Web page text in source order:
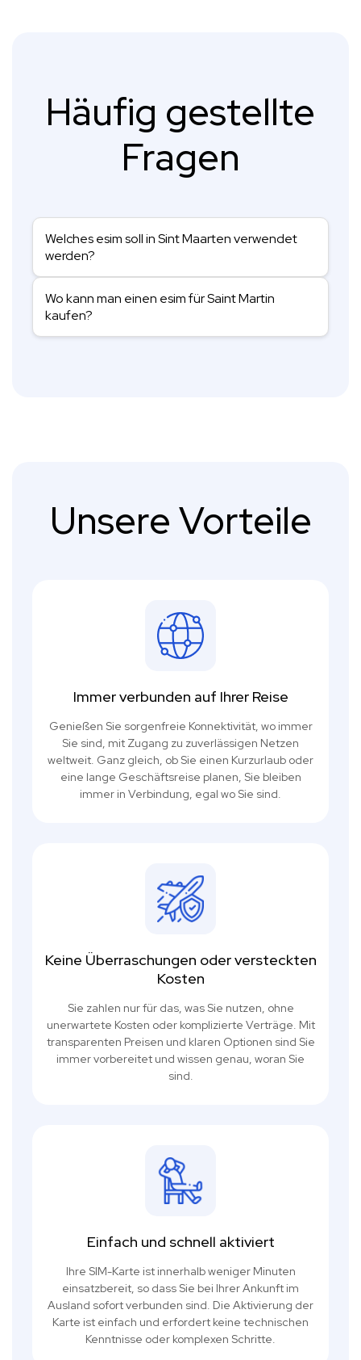
Häufig gestellte
Fragen
Welches esim soll in Sint Maarten verwendet
werden?
Wo kann man einen esim für Saint Martin
kaufen?
Unsere Vorteile
Immer verbunden auf Ihrer Reise
Genießen Sie sorgenfreie Konnektivität, wo immer
Sie sind, mit Zugang zu zuverlässigen Netzen
weltweit. Ganz gleich, ob Sie einen Kurzurlaub oder
eine lange Geschäftsreise planen, Sie bleiben
immer in Verbindung, egal wo Sie sind.
Keine Überraschungen oder versteckten
Kosten
Sie zahlen nur für das, was Sie nutzen, ohne
unerwartete Kosten oder komplizierte Verträge. Mit
transparenten Preisen und klaren Optionen sind Sie
immer vorbereitet und wissen genau, woran Sie
sind.
Einfach und schnell aktiviert
Ihre SIM-Karte ist innerhalb weniger Minuten
einsatzbereit, so dass Sie bei Ihrer Ankunft im
Ausland sofort verbunden sind. Die Aktivierung der
Karte ist einfach und erfordert keine technischen
Kenntnisse oder komplexen Schritte.